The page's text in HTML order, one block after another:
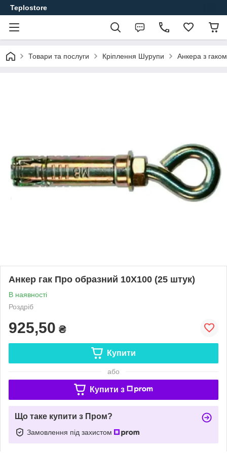
Teplostore
Товари та послуги Кріплення Шурупи Анкера з гаком
Анкер гак Про образний 10X100 (25 штук)
В наявності
Роздріб
925,50 ₴
Купити
або
Купити з
Що таке купити з Пром?
Замовлення під захистом